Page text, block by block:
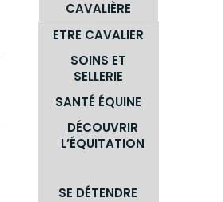
CAVALIÈRE
ETRE CAVALIER
SOINS ET
SELLERIE
SANTÉ ÉQUINE
DÉCOUVRIR
L’ÉQUITATION
SE DÉTENDRE